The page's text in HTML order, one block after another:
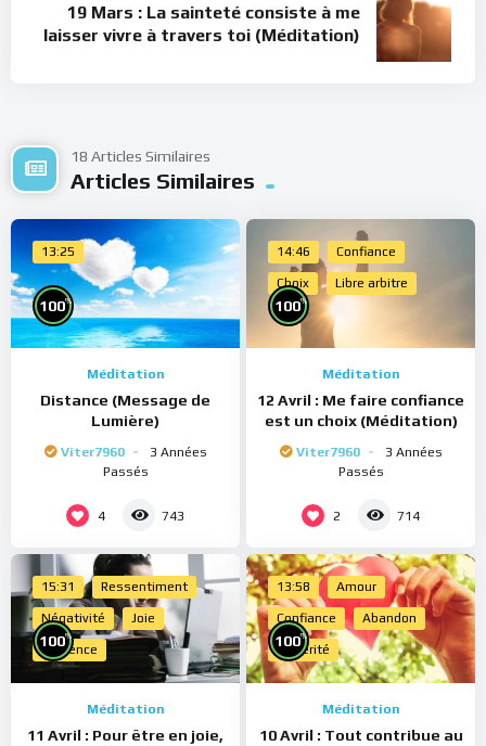
19 Mars : La sainteté consiste à me
laisser vivre à travers toi (Méditation)
18 Articles Similaires
Articles Similaires
13:25
100%
Méditation
Distance (Message de
Lumière)
Viter7960
3 Années
Passés
4 743
14:46 Confiance
Choix Libre arbitre
100%
Méditation
12 Avril : Me faire confiance
est un choix (Méditation)
Viter7960
3 Années
Passés
2 714
15:31 Ressentiment
Négativité Joie
Présence
100%
Méditation
11 Avril : Pour être en joie,
13:58 Amour
Confiance Abandon
Sincérité
100%
Méditation
10 Avril : Tout contribue au